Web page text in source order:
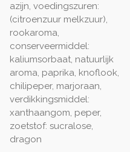
azijn, voedingszuren:
(citroenzuur melkzuur),
rookaroma,
conserveermiddel:
kaliumsorbaat, natuurlijk
aroma, paprika, knoflook,
chilipeper, marjoraan,
verdikkingsmiddel:
xanthaangom, peper,
zoetstof: sucralose,
dragon